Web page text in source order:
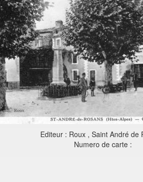
Editeur : Roux , Saint André de
Numero de carte :